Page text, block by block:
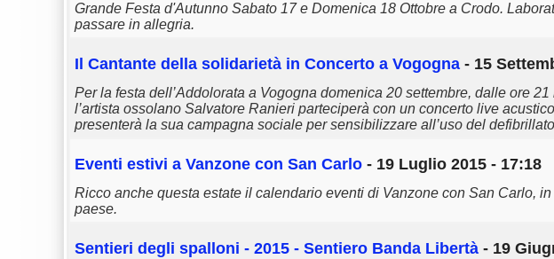
Grande Festa d'Autunno Sabato 17 e Domenica 18 Ottobre a Crodo.
passare in allegria.
Il Cantante della solidarietà in Concerto a Vogogna - 15
Per la festa dell’Addolorata a Vogogna domenica 20 settembre, dalle ore
l’artista ossolano Salvatore Ranieri parteciperà con un concerto live
presenterà la sua campagna sociale per sensibilizzare all’uso del
Eventi estivi a Vanzone con San Carlo - 19 Luglio 2015 - 17:18
Ricco anche questa estate il calendario eventi di Vanzone con San Carlo,
paese.
Sentieri degli spalloni - 2015 - Sentiero Banda Libertà - 19